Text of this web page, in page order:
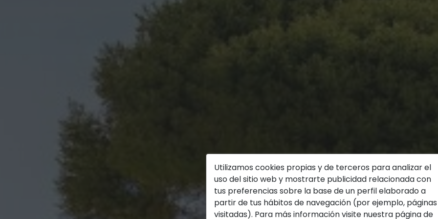
Inmobiliarias en
Venta de
Utilizamos cookies propias y de terceros para analizar el
uso del sitio web y mostrarte publicidad relacionada con
tus preferencias sobre la base de un perfil elaborado a
partir de tus hábitos de navegación (por ejemplo, páginas
visitadas). Para más información visite nuestra página de